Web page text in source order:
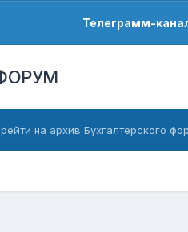
Телеграмм-
на архив Бухгалтерского